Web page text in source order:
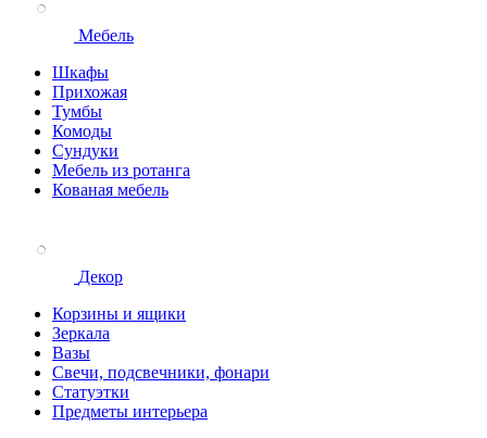
Мебель
Шкафы
Прихожая
Тумбы
Комоды
Сундуки
Мебель из ротанга
Кованая мебель
Декор
Корзины и ящики
Зеркала
Вазы
Свечи, подсвечники, фонари
Статуэтки
Предметы интерьера